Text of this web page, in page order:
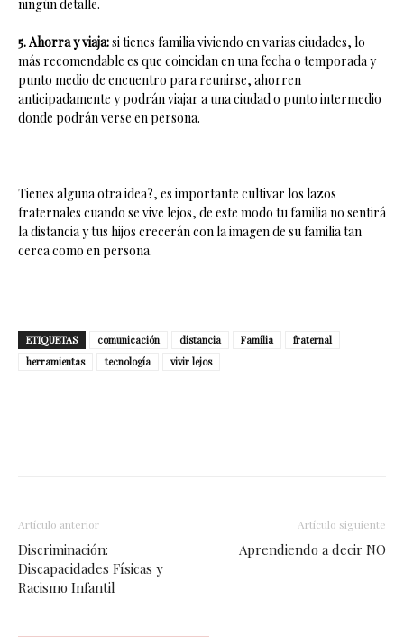
ningún detalle.
5. Ahorra y viaja:si tienes familia viviendo en varias ciudades, lo
más recomendable es que coincidan en una fecha o temporada y
punto medio de encuentro para reunirse, ahorren
anticipadamente y podrán viajar a una ciudad o punto intermedio
donde podrán verse en persona.
Tienes alguna otra idea?, es importante cultivar los lazos
fraternales cuando se vive lejos, de este modo tu familia no sentirá
la distancia y tus hijos crecerán con la imagen de su familia tan
cerca como en persona.
ETIQUETAS comunicación distancia Familia
fraternal
herramientas
tecnología vivir lejos
Artículo anterior
Discriminación:
Discapacidades Físicas y
Racismo Infantil
Artículo siguiente
Aprendiendo a decir NO